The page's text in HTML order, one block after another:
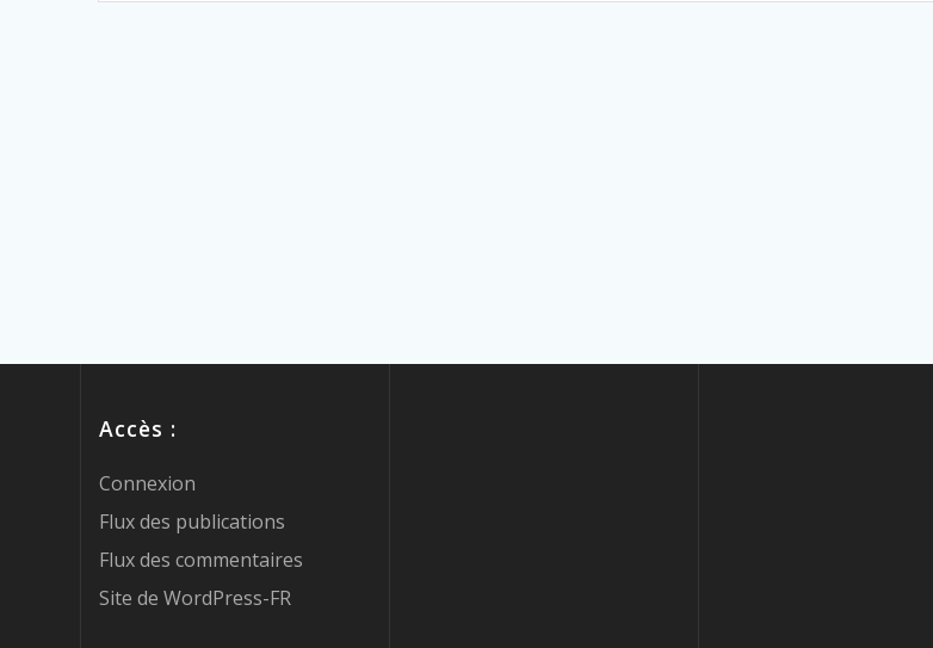
Accès :
Connexion
Flux des publications
Flux des commentaires
Site de WordPress-FR